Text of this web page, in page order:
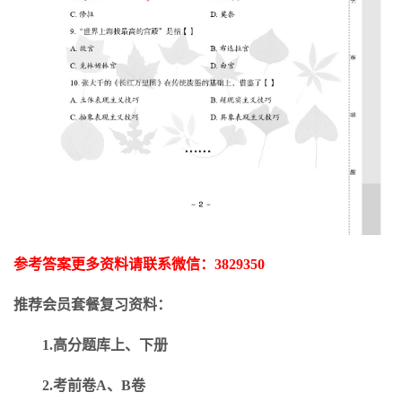
参考答案更多资料请联系微信： 3829350
推荐会员套餐复习资料：
1.高分题库上、下册
2.考前卷A、B卷